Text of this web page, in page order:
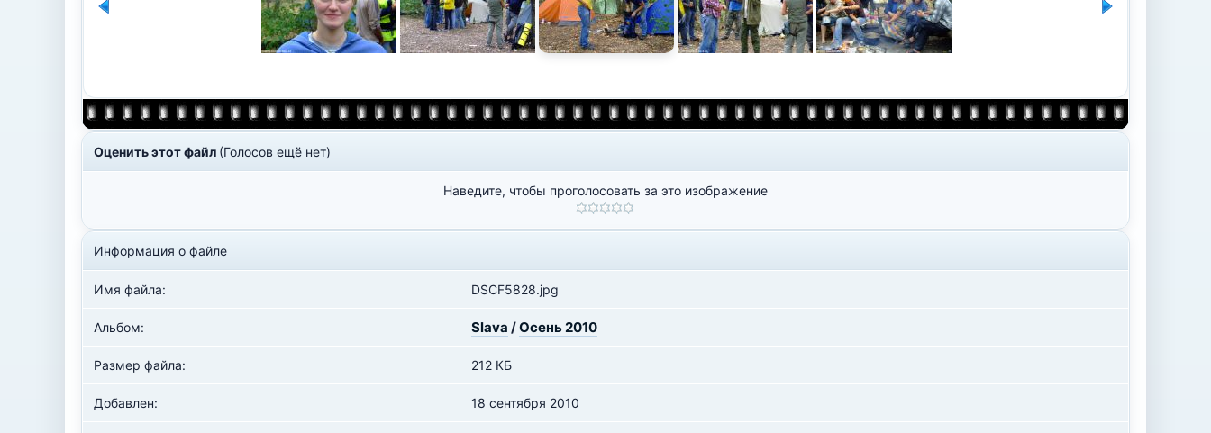
Оценить этот файл (Голосов ещё нет)
Наведите, чтобы проголосовать за это изображение
Информация о файле
Имя файла: DSCF5828.jpg
Альбом: Slava /Осень 2010
Размер файла: 212 КБ
Добавлен: 18 сентября 2010